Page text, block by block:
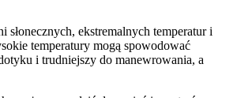
ekstremalnych temperatur i
temperatury mogą spowodować
i trudniejszy do manewrowania, a